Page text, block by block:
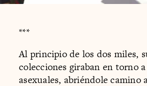
***
Al principio de los dos miles,
colecciones giraban en torno
asexuales, abriéndole camino